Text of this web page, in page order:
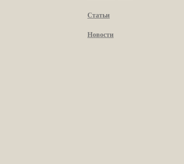
Статьи
Новости